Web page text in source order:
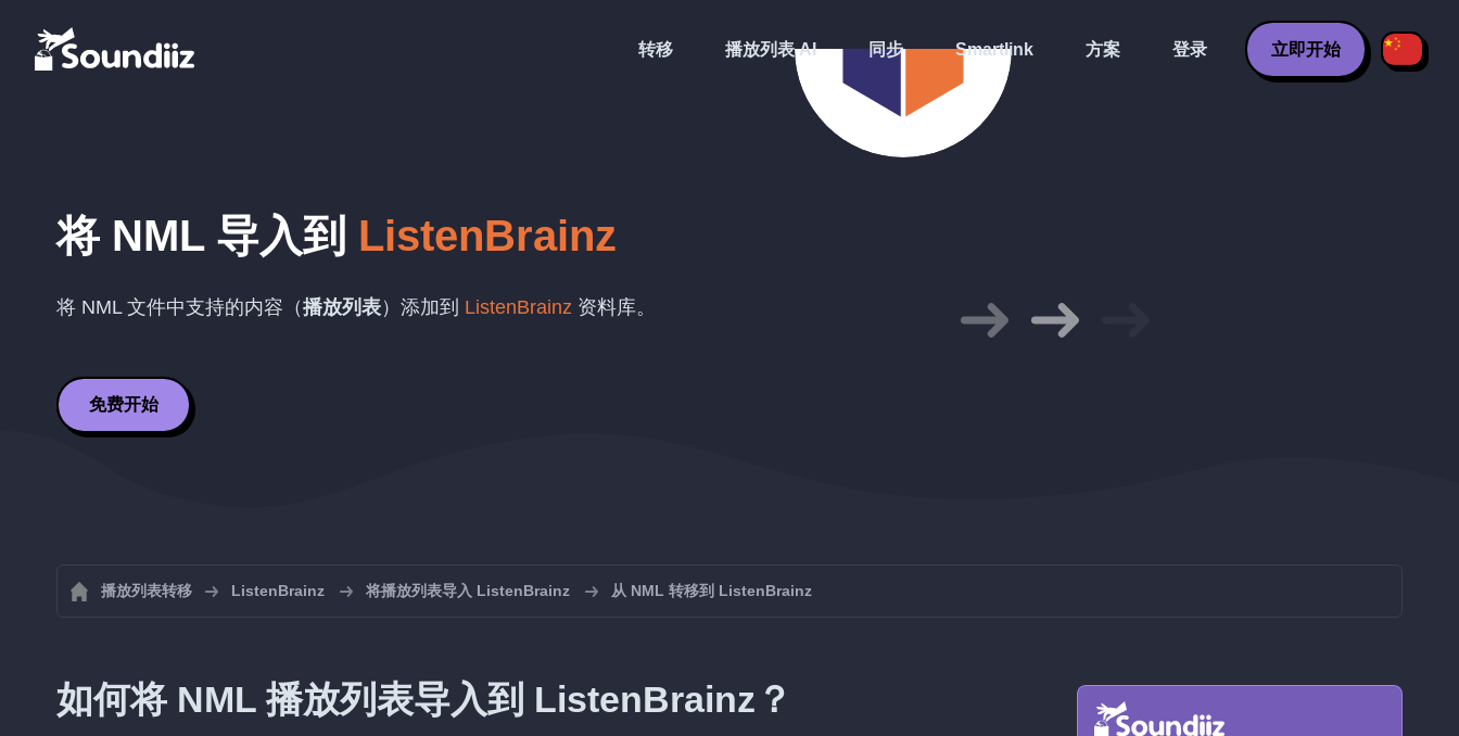
转移 播放列表 AI 同步 Smartlink 方案 登录 立即开始
将 NML导入到 ListenBrainz
将 NML文件中支持的内容（播放列表）添加到 ListenBrainz 资料库。
免费开始
播放列表转移 ListenBrainz 将播放列表导入 ListenBrainz 从 NML 转移到 ListenBrainz
如何将 NML 播放列表导入到 ListenBrainz？